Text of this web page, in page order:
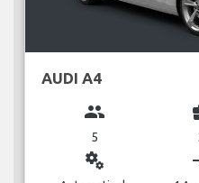
AUDI A4
group
5
miscellaneous_services